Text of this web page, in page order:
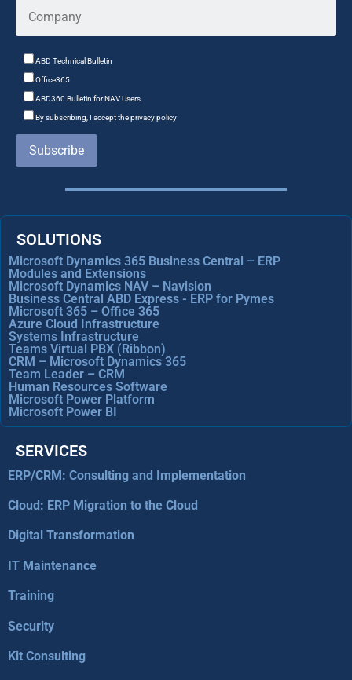
ABD Technical Bulletin
Office365
ABD360 Bulletin for NAV Users
By subscribing, I accept the privacy policy
Subscribe
SOLUTIONS
Microsoft Dynamics 365 Business Central – ERP
Modules and Extensions
Microsoft Dynamics NAV – Navision
Business Central ABD Express - ERP for Pymes
Microsoft 365 – Office 365
Azure Cloud Infrastructure
Systems Infrastructure
Teams Virtual PBX (Ribbon)
CRM – Microsoft Dynamics 365
Team Leader – CRM
Human Resources Software
Microsoft Power Platform
Microsoft Power BI
SERVICES
ERP/CRM: Consulting and Implementation
Cloud: ERP Migration to the Cloud
Digital Transformation
IT Maintenance
Training
Security
Kit Consulting